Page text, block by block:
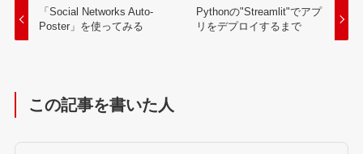
「Social Networks Auto-
Poster」を使ってみる
Pythonの"Streamlit"でアプ
リをデプロイするまで
この記事を書いた人